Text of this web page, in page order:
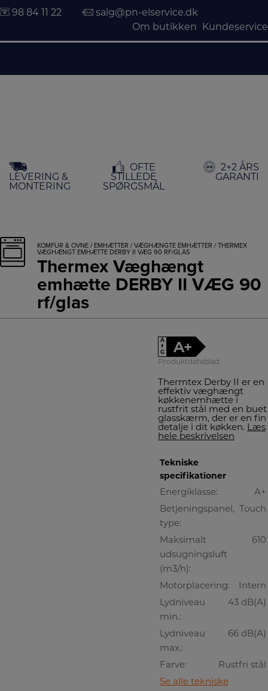
indholdet
98 84 11 22
salg@pn-elservice.dk
Om butikken
Kundeservice
LEVERING &
MONTERING
OFTE
STILLEDE
SPØRGSMÅL
2+2 ÅRS
GARANTI
KOMFUR & OVNE / EMHÆTTER / VÆGHÆNGTE EMHÆTTER / THERMEX
VÆGHÆNGT EMHÆTTE DERBY II VÆG 90 RF/GLAS
Thermex Væghængt
emhætte DERBY II VÆG 90
rf/glas
A
↑
G
A+
Produktdatablad
Thermtex Derby II er en
effektiv væghængt
køkkenemhætte i
rustfrit stål med en buet
glasskærm, der er en fin
detalje i dit køkken. Læs
hele beskrivelsen
Tekniske
specifikationer
Energiklasse:
A+
Betjeningspanel,
type:
Touch
Maksimalt
udsugningsluft
(m3/h):
610
Motorplacering:
Intern
Lydniveau
min.:
43 dB(A)
Lydniveau
max.:
66 dB(A)
Farve:
Rustfri stål
Se alle tekniske